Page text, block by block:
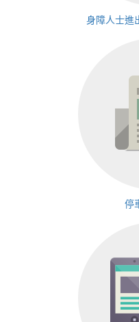
身障人士進
停